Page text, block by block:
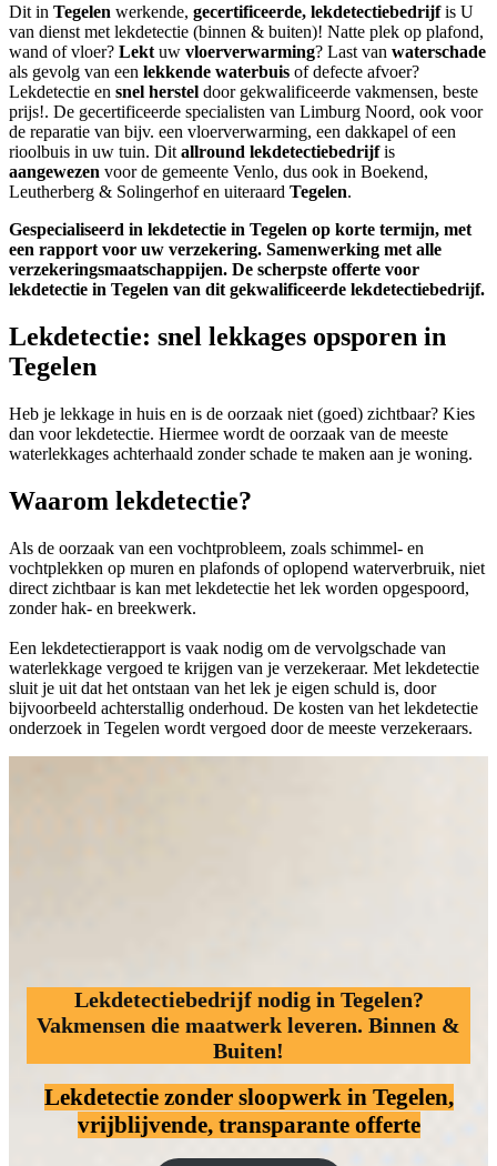
Dit in Tegelen werkende, gecertificeerde, lekdetectiebedrijfis U
van dienst met lekdetectie (binnen & buiten)! Natte plek op plafond,
wand of vloer? Lekt uw vloerverwarming? Last van waterschade
als gevolg van een lekkende waterbuis of defecte afvoer?
Lekdetectie en snel herstel door gekwalificeerde vakmensen, beste
prijs!. De gecertificeerde specialisten van Limburg Noord, ook voor
de reparatie van bijv. een vloerverwarming, een dakkapel of een
rioolbuis in uw tuin. Dit allround lekdetectiebedrijfis
aangewezen voor de gemeente Venlo, dus ook in Boekend,
Leutherberg & Solingerhof en uiteraard Tegelen.
Gespecialiseerd in lekdetectie in Tegelen op korte termijn, met
een rapport voor uw verzekering. Samenwerking met alle
verzekeringsmaatschappijen. De scherpste offerte voor
lekdetectie in Tegelen van dit gekwalificeerde lekdetectiebedrijf.
Lekdetectie: snel lekkages opsporen in
Tegelen
Heb je lekkage in huis en is de oorzaak niet (goed) zichtbaar? Kies
dan voor lekdetectie. Hiermee wordt de oorzaak van de meeste
waterlekkages achterhaald zonder schade te maken aan je woning.
Waarom lekdetectie?
Als de oorzaak van een vochtprobleem, zoals schimmel- en
vochtplekken op muren en plafonds of oplopend waterverbruik, niet
direct zichtbaar is kan met lekdetectie het lek worden opgespoord,
zonder hak- en breekwerk.
Een lekdetectierapport is vaak nodig om de vervolgschade van
waterlekkage vergoed te krijgen van je verzekeraar. Met lekdetectie
sluit je uit dat het ontstaan van het lek je eigen schuld is, door
bijvoorbeeld achterstallig onderhoud. De kosten van het lekdetectie
onderzoek in Tegelen wordt vergoed door de meeste verzekeraars.
Lekdetectiebedrijf nodig in Tegelen?
Vakmensen die maatwerk leveren. Binnen &
Buiten!
Lekdetectie zonder sloopwerk in Tegelen,
vrijblijvende, transparante offerte